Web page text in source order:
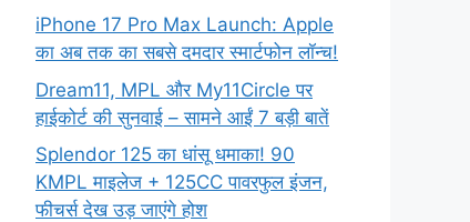
iPhone 17 Pro Max Launch: Apple
का अब तक का सबसे दमदार स्मार्टफोन लॉन्च!
Dream11, MPL और My11Circle पर
हाईकोर्ट की सुनवाई – सामने आईं 7 बड़ी बातें
Splendor 125 का धांसू धमाका! 90
KMPL माइलेज + 125CC पावरफुल इंजन,
फीचर्स देख उड़ जाएंगे होश